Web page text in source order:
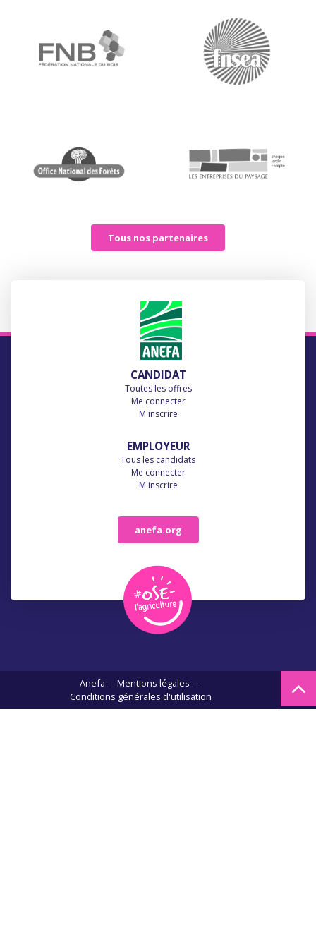
Tous nos partenaires
CANDIDAT
Toutes les offres
Me connecter
M'inscrire
EMPLOYEUR
Tous les candidats
Me connecter
M'inscrire
anefa.org
Anefa
Mentions légales
Conditions générales d'utilisation